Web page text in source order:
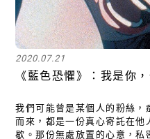
2020.07.21
《藍色恐懼》：我是你
我們可能曾是某個人的粉絲，
而來，都是一份真心寄託在他
歇。那份無處放置的心意，私